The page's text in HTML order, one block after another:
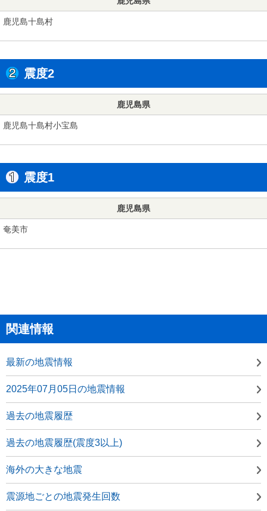
鹿児島十島村
震度2
鹿児島県
鹿児島十島村小宝島
震度1
鹿児島県
奄美市
関連情報
最新の地震情報
2025年07月05日の地震情報
過去の地震履歴
過去の地震履歴(震度3以上)
海外の大きな地震
震源地ごとの地震発生回数